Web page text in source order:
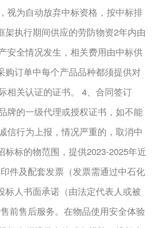
视为自动放弃中标资格，按中标排
架执行期间供应的劳防物资2年内由
安全情况发生，相关费用由中标供
购订单中每个产品品种都须提供对
相关认证的证书。 4、合同签订
牌的一级代理或授权证书，如不能
信行为上报，情况严重的，取消中
标标的物范围，提供2023-2025年近
件及配套发票（发票需通过中石化
标人书面承诺（由法定代表人或被
前售后服务。在物品使用安全体验